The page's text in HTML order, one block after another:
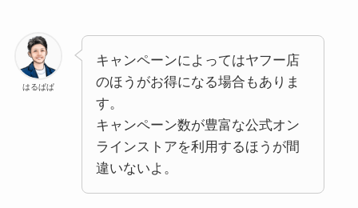
はるぱぱ
キャンペーンによってはヤフー店
のほうがお得になる場合もありま
す。
キャンペーン数が豊富な公式オン
ラインストアを利用するほうが間
違いないよ。